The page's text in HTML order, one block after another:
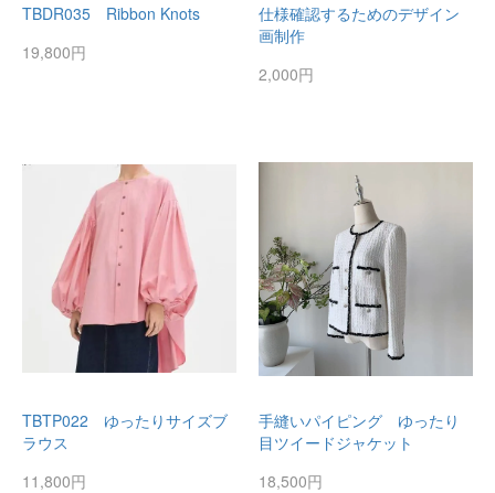
TBDR035 Ribbon Knots
19,800円
仕様確認するためのデザイン
画制作
2,000円
TBTP022 ゆったりサイズブ
ラウス
11,800円
手縫いパイピング ゆったり
目ツイードジャケット
18,500円